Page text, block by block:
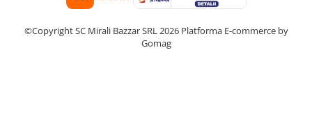
©Copyright SC Mirali Bazzar SRL 2026 Platforma E-commerce by
Gomag